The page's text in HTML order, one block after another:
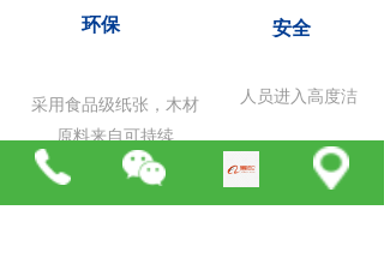
环保 安全
采用食品级纸张，木材
原料来自可持续
人员进入高度洁